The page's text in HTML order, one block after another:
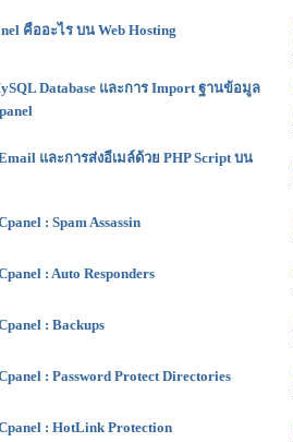
คืออะไร บน Web Hosting
Database และการ Import ฐานข้อมูล
และการส่งอีเมล์ด้วย PHP Script บน
: Spam Assassin
: Auto Responders
: Backups
: Password Protect Directories
: HotLink Protection